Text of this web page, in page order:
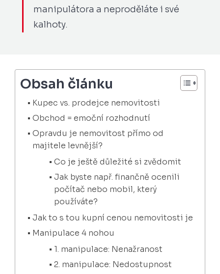
manipulátora a neproděláte i své
kalhoty.
Obsah článku
Kupec vs. prodejce nemovitosti
Obchod = emoční rozhodnutí
Opravdu je nemovitost přímo od
majitele levnější?
Co je ještě důležité si zvědomit
Jak byste např. finančně ocenili
počítač nebo mobil, který
používáte?
Jak to s tou kupní cenou nemovitosti je
Manipulace 4 nohou
1. manipulace: Nenažranost
2. manipulace: Nedostupnost